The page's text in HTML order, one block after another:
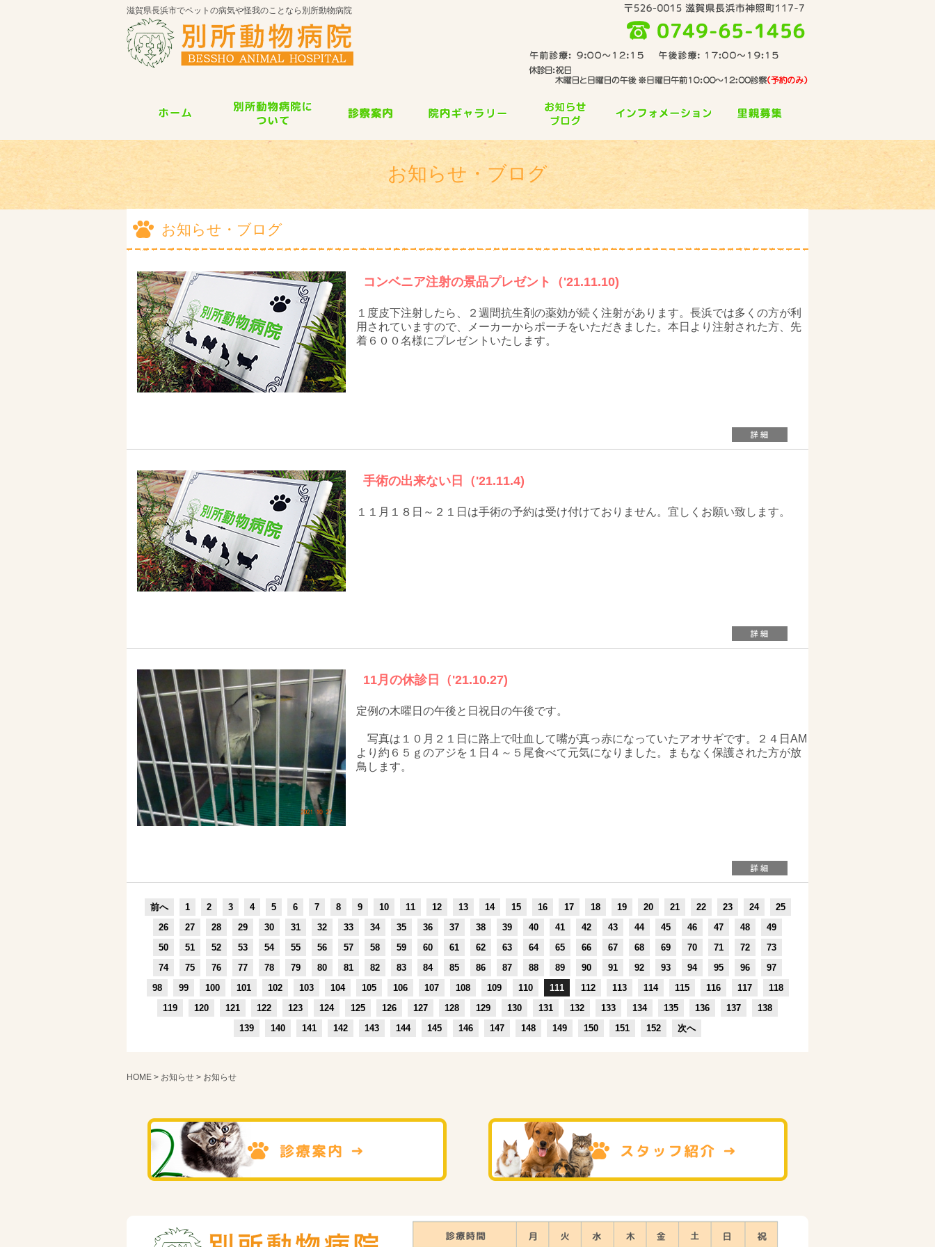
滋賀県長浜市でペットの病気や怪我のことなら別所動物病院
お知らせ・ブログ
お知らせ・ブログ
コンベニア注射の景品プレゼント（'21.11.10)
１度皮下注射したら、２週間抗生剤の薬効が続く注射があります。長浜では多くの方が利
用されていますので、メーカーからポーチをいただきました。本日より注射された方、先
着６００名様にプレゼントいたします。
手術の出来ない日（'21.11.4)
１１月１８日～２１日は手術の予約は受け付けておりません。宜しくお願い致します。
11月の休診日（'21.10.27)
定例の木曜日の午後と日祝日の午後です。
写真は１０月２１日に路上で吐血して嘴が真っ赤になっていたアオサギです。２４日AM
より約６５ｇのアジを１日４～５尾食べて元気になりました。まもなく保護された方が放
鳥します。
前へ 1 2 3 4 5 6 7 8 9 10 11 12 13 14 15 16 17 18 19 20 21 22 23 24
25
26
27 28 29 30 31 32 33 34 35 36 37 38 39 40 41 42 43 44 45 46 47 48
49
50
51 52 53 54 55 56 57 58 59 60 61 62 63 64 65 66 67 68 69 70 71 72
73
74
75 76 77 78 79 80 81 82 83 84 85 86 87 88 89 90 91 92 93 94 95 96
97
98
99 100 101 102 103 104 105 106 107 108 109 110 111 112 113 114 115 116 117
118
119
120 121 122 123 124 125 126 127 128 129 130 131 132 133 134 135 136 137
138
139
140 141 142 143 144 145 146 147 148 149 150 151 152 次へ
HOME > お知らせ > お知らせ